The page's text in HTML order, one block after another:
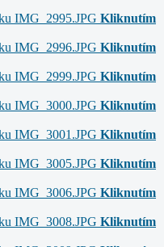
Kliknutím
Kliknutím
Kliknutím
Kliknutím
Kliknutím
Kliknutím
Kliknutím
Kliknutím